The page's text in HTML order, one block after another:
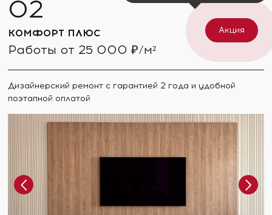
КОМФОРТ ПЛЮС
Работы от 25 000 ₽/м²
Дизайнерский ремонт с гарантией 2 года и удобной
поэтапной оплатой
Акция